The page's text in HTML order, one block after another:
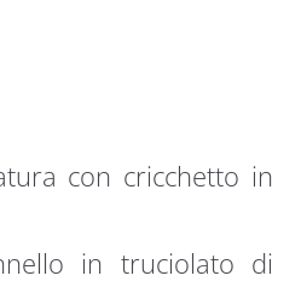
con cricchetto in
in truciolato di